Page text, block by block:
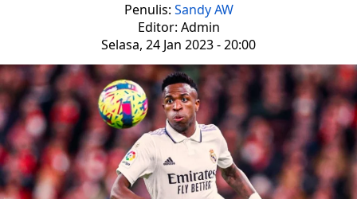
Penulis: Sandy AW
Editor: Admin
Selasa, 24 Jan 2023 - 20:00